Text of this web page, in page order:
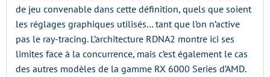
de jeu convenable dans cette définition, quels que soient
les réglages graphiques utilisés… tant que l’on n’active
pas le ray-tracing. L’architecture RDNA2 montre ici ses
limites face à la concurrence, mais c’est également le cas
des autres modèles de la gamme RX 6000 Series d’AMD.